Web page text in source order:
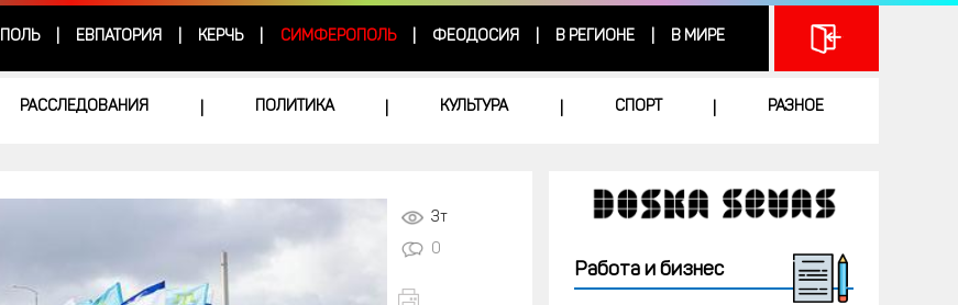
ЕВПАТОРИЯ КЕРЧЬ СИМФЕРОПОЛЬ ФЕОДОСИЯ В РЕГИОНЕ В МИРЕ
РАССЛЕДОВАНИЯ ПОЛИТИКА КУЛЬТУРА СПОРТ РАЗНОЕ
3т
0
Работа и бизнес